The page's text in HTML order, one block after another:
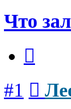
Что
#1